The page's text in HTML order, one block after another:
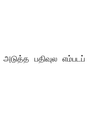
பதிவுல எம்படப்